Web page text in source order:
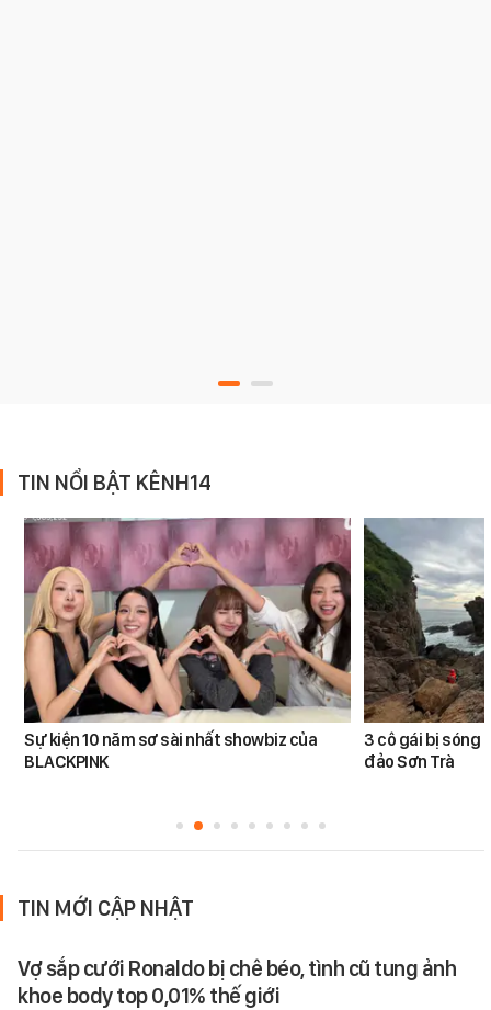
TIN NỔI BẬT KÊNH14
Sự kiện 10 năm sơ sài nhất showbiz của
BLACKPINK
3 cô gái bị sóng
đảo Sơn Trà
TIN MỚI CẬP NHẬT
Vợ sắp cưới Ronaldo bị chê béo, tình cũ tung ảnh
khoe body top 0,01% thế giới